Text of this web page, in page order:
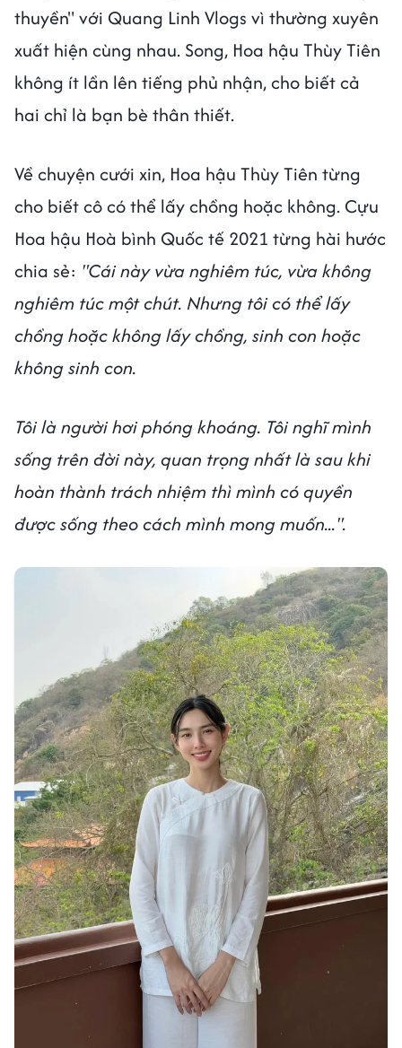
thuyền" với Quang Linh Vlogs vì thường xuyên
xuất hiện cùng nhau. Song, Hoa hậu Thùy Tiên
không ít lần lên tiếng phủ nhận, cho biết cả
hai chỉ là bạn bè thân thiết.
Về chuyện cưới xin, Hoa hậu Thùy Tiên từng
cho biết cô có thể lấy chồng hoặc không. Cựu
Hoa hậu Hoà bình Quốc tế 2021 từng hài hước
chia sẻ: "Cái này vừa nghiêm túc, vừa không
nghiêm túc một chút. Nhưng tôi có thể lấy
chồng hoặc không lấy chồng, sinh con hoặc
không sinh con.
Tôi là người hơi phóng khoáng. Tôi nghĩ mình
sống trên đời này, quan trọng nhất là sau khi
hoàn thành trách nhiệm thì mình có quyền
được sống theo cách mình mong muốn...".